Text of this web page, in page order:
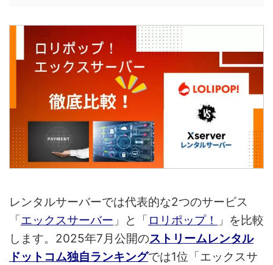
レンタルサーバーでは代表的な2つのサービス
「エックスサーバー 」と「 ロリポップ！
」を比較
します。2025年7月公開のストリームレンタル
ドットコム独自ランキングでは1位「エックスサ